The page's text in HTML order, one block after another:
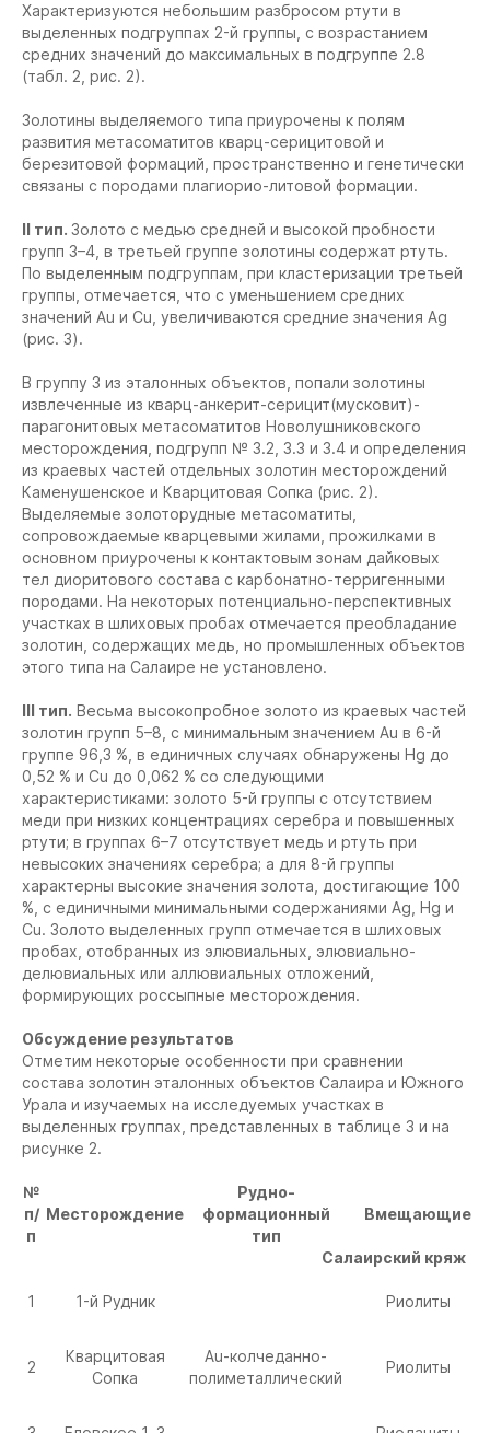
Характеризуются небольшим разбросом ртути в
выделенных подгруппах 2-й группы, с возрастанием
средних значений до максимальных в подгруппе 2.8
(табл. 2, рис. 2).
Золотины выделяемого типа приурочены к полям
развития метасоматитов кварц-серицитовой и
березитовой формаций, пространственно и генетически
связаны с породами плагиорио-литовой формации.
II тип. Золото с медью средней и высокой пробности
групп 3–4, в третьей группе золотины содержат ртуть.
По выделенным подгруппам, при кластеризации третьей
группы, отмечается, что с уменьшением средних
значений Au и Cu, увеличиваются средние значения Ag
(рис. 3).
В группу 3 из эталонных объектов, попали золотины
извлеченные из кварц-анкерит-серицит(мусковит)-
парагонитовых метасоматитов Новолушниковского
месторождения, подгрупп № 3.2, 3.3 и 3.4 и определения
из краевых частей отдельных золотин месторождений
Каменушенское и Кварцитовая Сопка (рис. 2).
Выделяемые золоторудные метасоматиты,
сопровождаемые кварцевыми жилами, прожилками в
основном приурочены к контактовым зонам дайковых
тел диоритового состава с карбонатно-терригенными
породами. На некоторых потенциально-перспективных
участках в шлиховых пробах отмечается преобладание
золотин, содержащих медь, но промышленных объектов
этого типа на Салаире не установлено.
III тип. Весьма высокопробное золото из краевых частей
золотин групп 5–8, с минимальным значением Au в 6-й
группе 96,3 %, в единичных случаях обнаружены Hg до
0,52 % и Cu до 0,062 % со следующими
характеристиками: золото 5-й группы с отсутствием
меди при низких концентрациях серебра и повышенных
ртути; в группах 6–7 отсутствует медь и ртуть при
невысоких значениях серебра; а для 8-й группы
характерны высокие значения золота, достигающие 100
%, с единичными минимальными содержаниями Ag, Hg и
Cu. Золото выделенных групп отмечается в шлиховых
пробах, отобранных из элювиальных, элювиально-
делювиальных или аллювиальных отложений,
формирующих россыпные месторождения.
Обсуждение результатов
Отметим некоторые особенности при сравнении
состава золотин эталонных объектов Салаира и Южного
Урала и изучаемых на исследуемых участках в
выделенных группах, представленных в таблице 3 и на
рисунке 2.
№
п/
п
Месторождение
Рудно-
формационный
тип
Вмещающие
Салаирский кряж
1 1-й Рудник
Au-колчеданно-
полиметаллический
Риолиты
2
Кварцитовая
Сопка
Риолиты